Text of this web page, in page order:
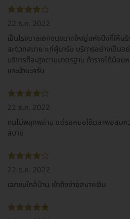
22 ธ.ค. 2022
เป็นโรงบาลเอกชนขนาดใหญ่แห่งนึงที่ให้บ
สะดวกสบาย แก่ผู้มารับ บริการอย่างเป็นอ
บริการก็จะสูงตามมาตรฐาน ถ้ารายได้น้อย
แระนำนะครับ
22 ธ.ค. 2022
คนไม่พลุกพล่าน แต่รอหมอใช้เวลาพอสมค
สบาย
22 ธ.ค. 2022
เอกชนใกล้บ้าน เข้าถึงง่ายสบายเงิน